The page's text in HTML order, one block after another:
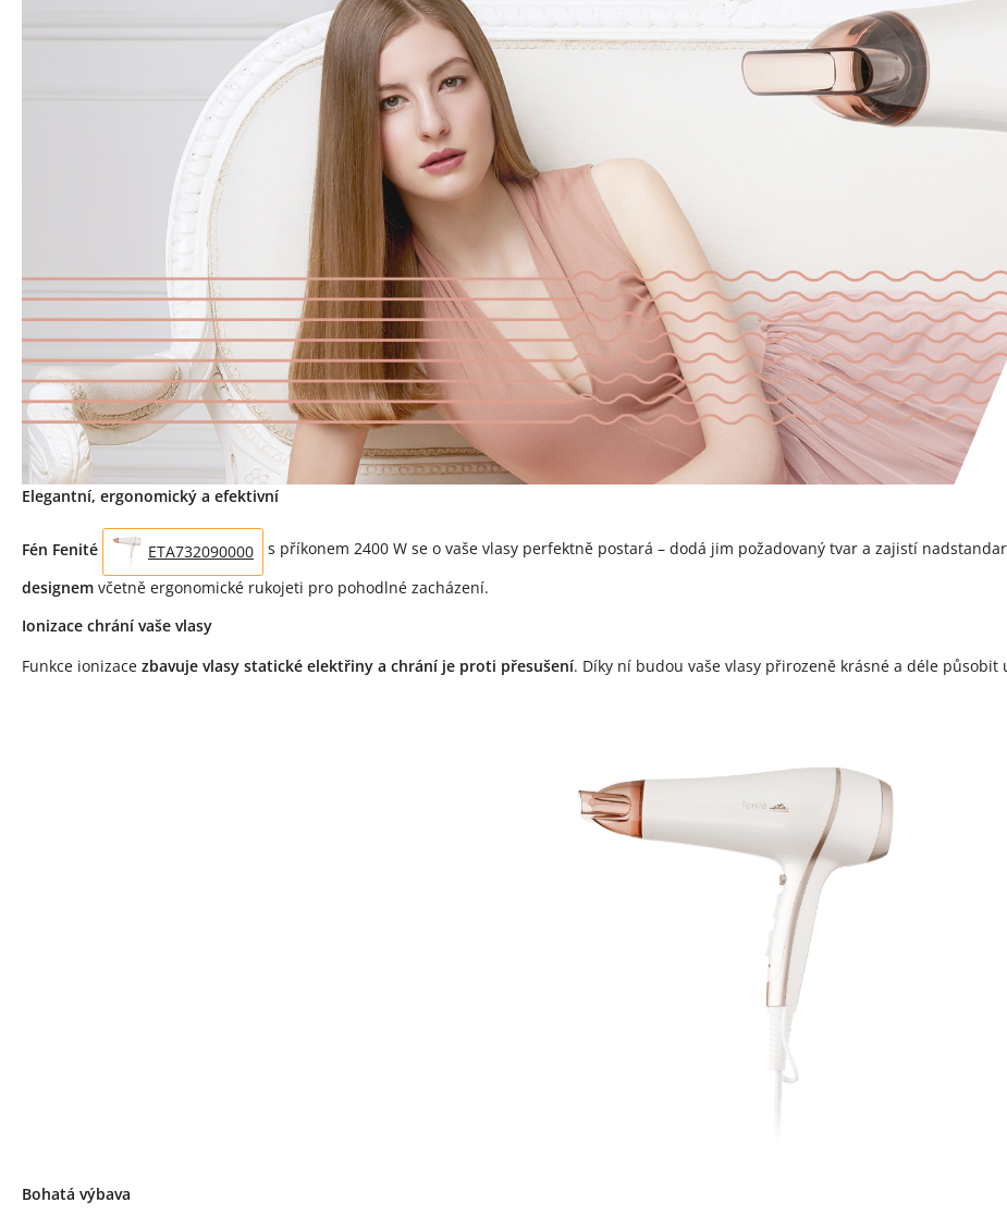
Elegantní, ergonomický a efektivní
Fén Fenité ETA732090000 s příkonem 2400 W se o vaše vlasy perfektně postará – dodá jim požadovaný tvar a zajistí
designem včetně ergonomické rukojeti pro pohodlné zacházení.
Ionizace chrání vaše vlasy
Funkce ionizace zbavuje vlasy statické elektřiny a chrání je proti přesušení. Díky ní budou vaše vlasy přirozeně krásné a déle působit
Bohatá výbava